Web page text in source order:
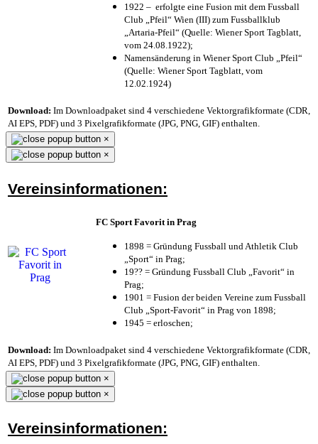
1922 – erfolgte eine Fusion mit dem Fussball
Club „Pfeil“ Wien (III) zum Fussballklub
„Artaria-Pfeil“ (Quelle: Wiener Sport Tagblatt,
vom 24.08.1922);
Namensänderung in Wiener Sport Club „Pfeil“
(Quelle: Wiener Sport Tagblatt, vom
12.02.1924)
Download: Im Downloadpaket sind 4 verschiedene Vektorgrafikformate (CDR,
AI EPS, PDF) und 3 Pixelgrafikformate (JPG, PNG, GIF) enthalten.
×
×
Vereinsinformationen:
FC Sport Favorit in Prag
1898 = Gründung Fussball und Athletik Club
„Sport“ in Prag;
19?? = Gründung Fussball Club „Favorit“ in
Prag;
1901 = Fusion der beiden Vereine zum Fussball
Club „Sport-Favorit“ in Prag von 1898;
1945 = erloschen;
Download: Im Downloadpaket sind 4 verschiedene Vektorgrafikformate (CDR,
AI EPS, PDF) und 3 Pixelgrafikformate (JPG, PNG, GIF) enthalten.
×
×
Vereinsinformationen: